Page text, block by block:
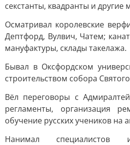
секстанты, квадранты и
Осматривал королевские
Дептфорд, Вулвич, Чатем;
мануфактуры, склады такелажа.
Бывал в Оксфордском
строительством собора
Вёл переговоры с
регламенты, организация
обучение русских учеников на
Нанимал специалистов